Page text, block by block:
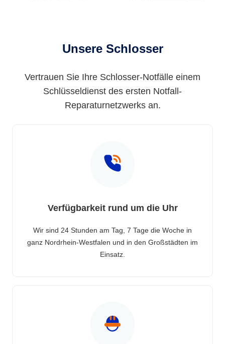
Unsere Schlosser
Vertrauen Sie Ihre Schlosser-Notfälle einem
Schlüsseldienst des ersten Notfall-
Reparaturnetzwerks an.
Verfügbarkeit rund um die Uhr
Wir sind 24 Stunden am Tag, 7 Tage die Woche in
ganz Nordrhein-Westfalen und in den Großstädten im
Einsatz.